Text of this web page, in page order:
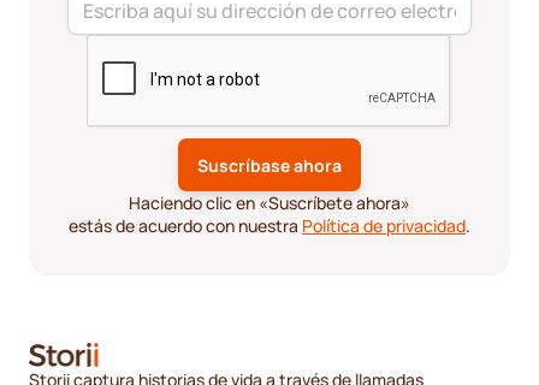
Haciendo clic en «Suscríbete ahora»
estás de acuerdo con nuestra Política de privacidad.
Storii captura historias de vida a través de llamadas